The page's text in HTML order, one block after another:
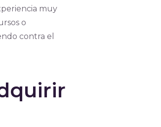
muy
o
contra el